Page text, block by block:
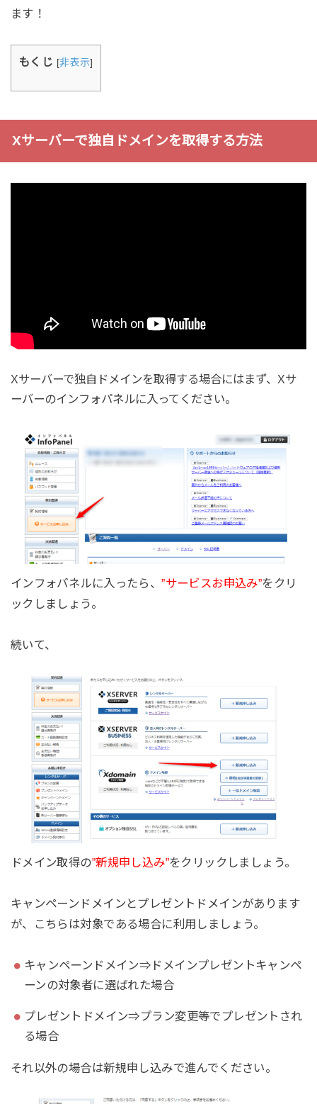
ます！
もくじ [非表示]
Xサーバーで独自ドメインを取得する方法
Xサーバーで独自ドメインを取得する場合にはまず、Xサ
ーバーのインフォパネルに入ってください。
インフォパネルに入ったら、”サービスお申込み”をクリ
ックしましょう。
続いて、
ドメイン取得の”新規申し込み”をクリックしましょう。
キャンペーンドメインとプレゼントドメインがあります
が、こちらは対象である場合に利用しましょう。
キャンペーンドメイン⇒ドメインプレゼントキャンペ
ーンの対象者に選ばれた場合
プレゼントドメイン⇒プラン変更等でプレゼントされ
る場合
それ以外の場合は新規申し込みで進んでください。